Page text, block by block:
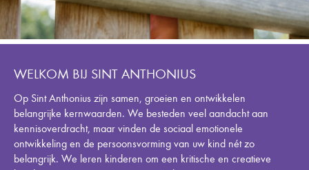
WELKOM BIJ SINT ANTHONIUS
Op Sint Anthonius zijn samen, groeien en ontwikkelen
belangrijke kernwaarden. We besteden veel aandacht aan
kennisoverdracht, maar vinden de sociaal emotionele
ontwikkeling en de persoonsvorming van uw kind nét zo
belangrijk. We leren kinderen om een kritische en creatieve